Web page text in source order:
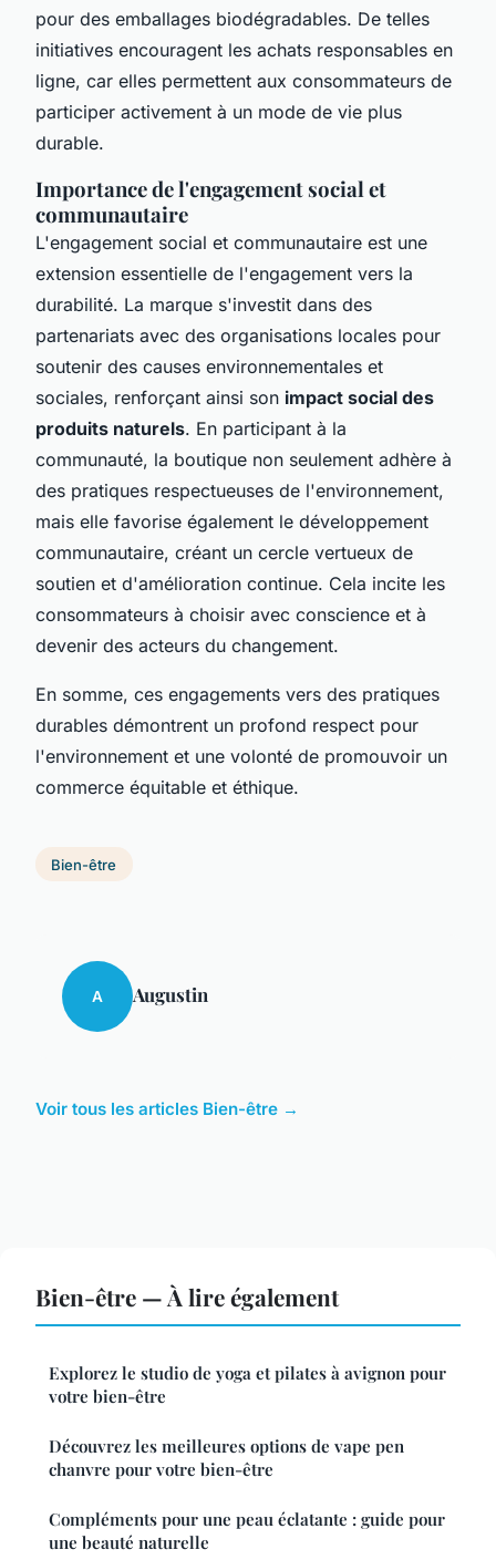
pour des emballages biodégradables. De telles
initiatives encouragent les achats responsables en
ligne, car elles permettent aux consommateurs de
participer activement à un mode de vie plus
durable.
Importance de l'engagement social et
communautaire
L'engagement social et communautaire est une
extension essentielle de l'engagement vers la
durabilité. La marque s'investit dans des
partenariats avec des organisations locales pour
soutenir des causes environnementales et
sociales, renforçant ainsi son impact social des
produits naturels. En participant à la
communauté, la boutique non seulement adhère à
des pratiques respectueuses de l'environnement,
mais elle favorise également le développement
communautaire, créant un cercle vertueux de
soutien et d'amélioration continue. Cela incite les
consommateurs à choisir avec conscience et à
devenir des acteurs du changement.
En somme, ces engagements vers des pratiques
durables démontrent un profond respect pour
l'environnement et une volonté de promouvoir un
commerce équitable et éthique.
Bien-être
A Augustin
Voir tous les articles Bien-être →
Bien-être — À lire également
Explorez le studio de yoga et pilates à avignon pour
votre bien-être
Découvrez les meilleures options de vape pen
chanvre pour votre bien-être
Compléments pour une peau éclatante : guide pour
une beauté naturelle